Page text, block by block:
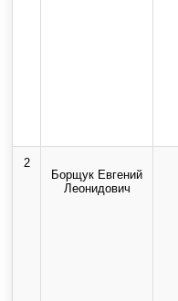
2
Борщук Евгений
Леонидович